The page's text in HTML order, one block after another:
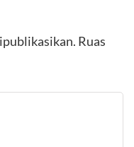
Ruas